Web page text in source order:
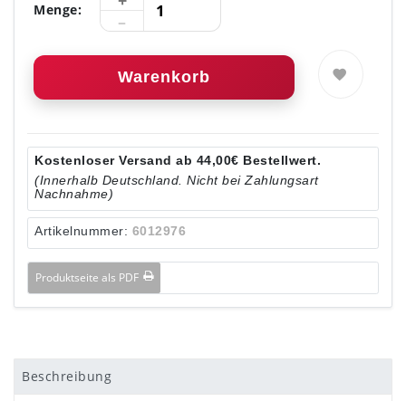
Menge:
Warenkorb
Kostenloser Versand ab 44,00€ Bestellwert.
(Innerhalb Deutschland. Nicht bei Zahlungsart
Nachnahme)
Artikelnummer: 6012976
Produktseite als PDF
Beschreibung